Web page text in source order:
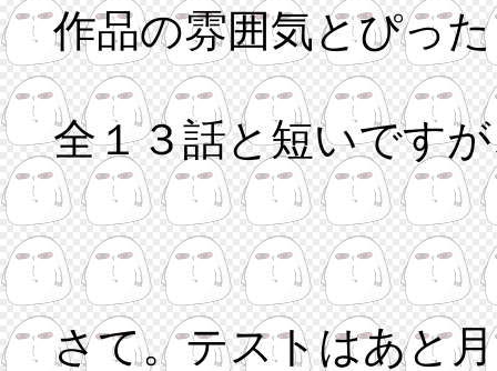
作品の雰囲気とぴっ
全１３話と短いです
さて。テストはあと